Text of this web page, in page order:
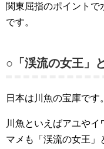
関東屈指のポイントで
です。
○「渓流の女王」
日本は川魚の宝庫です。
川魚といえばアユや
マメも「渓流の女王